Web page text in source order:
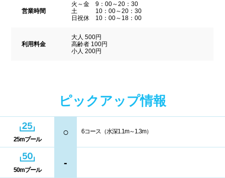
営業時間
火～金 9：00～20：30
土 10：00～20：30
日祝休 10：00～18：00
利用料金
大人 500円
高齢者 100円
小人 200円
ピックアップ情報
25mプール
○ 6コース（水深1.1m～1.3m）
50mプール
-
鳥取県 島根県
九州、沖縄
福岡県
バリアフリー ウォシュレット
脱水機
給水機 体重計
血圧計
貴重品ロッカー